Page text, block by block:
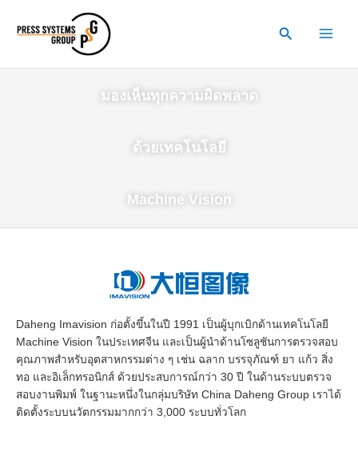
Search
มองเห็นทุกความผิดพลาด
ด้วยเทคโนโลยี
Machine Vision
Daheng Imavision ก่อตั้งขึ้นในปี 1991 เป็นผู้บุกเบิกด้านเทคโนโลยี
Machine Vision ในประเทศจีน และเป็นผู้นำด้านโซลูชันการตรวจสอบ
คุณภาพสำหรับอุตสาหกรรมต่าง ๆ เช่น ฉลาก บรรจุภัณฑ์ ยา แก้ว สิ่ง
ทอ และอิเล็กทรอนิกส์ ด้วยประสบการณ์กว่า 30 ปี ในด้านระบบตรวจ
สอบงานพิมพ์ ในฐานะหนึ่งในกลุ่มบริษัท China Daheng Group เราได้
ติดตั้งระบบนวัตกรรมมากกว่า 3,000 ระบบทั่วโลก